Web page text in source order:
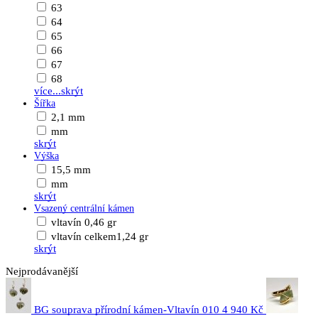
63
64
65
66
67
68
více...skrýt
Šířka
2,1 mm
mm
skrýt
Výška
15,5 mm
mm
skrýt
Vsazený centrální kámen
vltavín 0,46 gr
vltavín celkem1,24 gr
skrýt
Nejprodávanější
BG souprava přírodní kámen-Vltavín 010 4 940 Kč